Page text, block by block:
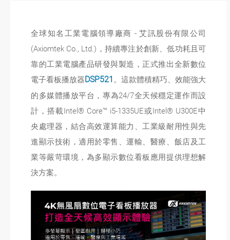
全球知名工業電腦領導廠商 - 艾訊股份有限公司
(Axiomtek Co., Ltd.)，持續專注於創新、低功耗且可
靠的工業電腦產品研發與製造，正式推出全新數位
電子看板播放器 DSP521 。這款體積精巧、效能強大
的多媒體播放平台，專為24/7全天候穩定運作而設
計，搭載Intel® Core™ i5-1335UE或Intel® U300E中
央處理器，結合高效運算能力、工業級耐用性與先
進顯示技術，適用於零售、運輸、醫療、飯店及工
業等嚴苛環境，為多顯示數位看板應用提供理想解
決方案。